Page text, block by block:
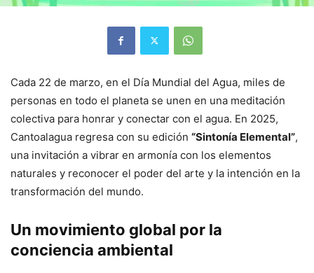
Cada 22 de marzo, en el Día Mundial del Agua, miles de
personas en todo el planeta se unen en una meditación
colectiva para honrar y conectar con el agua. En 2025,
Cantoalagua regresa con su edición “Sintonía Elemental”,
una invitación a vibrar en armonía con los elementos
naturales y reconocer el poder del arte y la intención en la
transformación del mundo.
Un movimiento global por la
conciencia ambiental